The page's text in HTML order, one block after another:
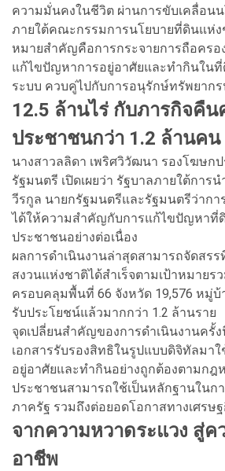
ความมั่นคงในชีวิต ผ่านการขับเคลื่อน
ภายใต้คณะกรรมการนโยบายที่ดินแห่ง
หมายสำคัญคือการกระจายการถือครอ
แก้ไขปัญหาการอยู่อาศัยและทำกินในที่
ระบบ ควบคู่ไปกับการอนุรักษ์ทรัพยากร
12.5 ล้านไร่ กับภารกิจคื
ประชาชนกว่า 1.2 ล้านคน
นางสาวลลิดา เพริศวิวัฒนา รองโฆษก
รัฐมนตรี เปิดเผยว่า รัฐบาลภายใต้กา
วีรกูล นายกรัฐมนตรีและรัฐมนตรีว่ากา
ได้ให้ความสำคัญกับการแก้ไขปัญหาที่
ประชาชนอย่างต่อเนื่อง
ผลการดำเนินงานล่าสุดสามารถจัดสร
สงวนแห่งชาติได้สำเร็จตามเป้าหมายร
ครอบคลุมพื้นที่ 66 จังหวัด 19,576 หมู่
รับประโยชน์แล้วมากกว่า 1.2 ล้านราย
จุดเปลี่ยนสำคัญของการดำเนินงานครั้
เอกสารรับรองสิทธิในรูปแบบดิจิทัลมา
อยู่อาศัยและทำกินอย่างถูกต้องตามกฎ
ประชาชนสามารถใช้เป็นหลักฐานในก
ภาครัฐ รวมถึงต่อยอดโอกาสทางเศรษ
จากความหวาดระแวง สู่ค
อาชีพ